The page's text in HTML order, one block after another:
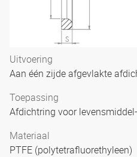
Uitvoering
Aan één zijde afgevlakte
Toepassing
Afdichtring voor
Materiaal
PTFE (polytetrafluorethyleen)